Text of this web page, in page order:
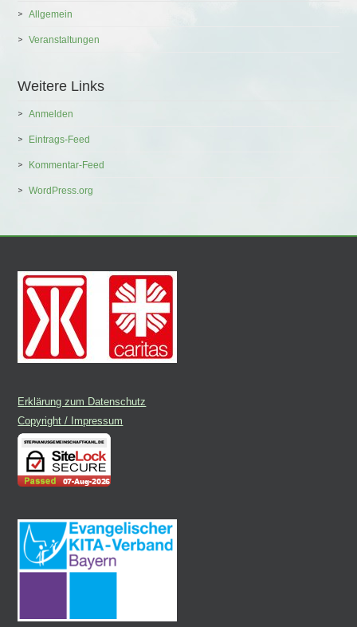
Allgemein
Veranstaltungen
Weitere Links
Anmelden
Eintrags-Feed
Kommentar-Feed
WordPress.org
Erklärung zum Datenschutz
Copyright / Impressum